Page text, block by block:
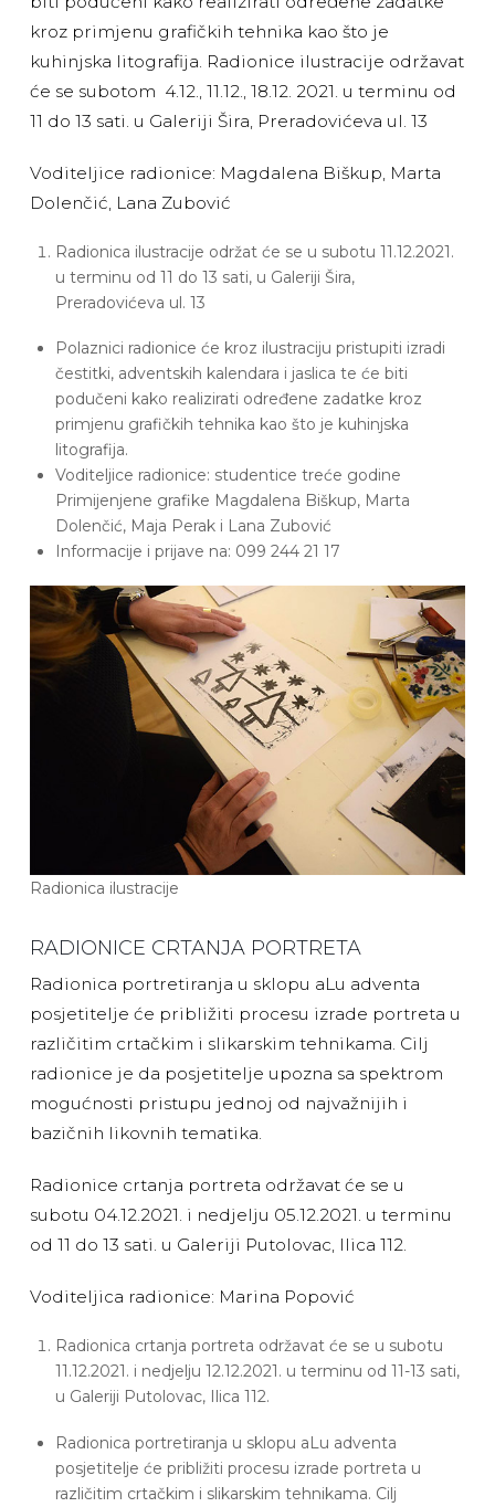
kroz primjenu grafičkih tehnika kao što je
kuhinjska litografija. Radionice ilustracije održavat
će se subotom 4.12., 11.12., 18.12. 2021. u terminu od
11 do 13 sati. u Galeriji Šira, Preradovićeva ul. 13
Voditeljice radionice: Magdalena Biškup, Marta
Dolenčić, Lana Zubović
Radionica ilustracije održat će se u subotu 11.12.2021.
u terminu od 11 do 13 sati, u Galeriji Šira,
Preradovićeva ul. 13
Polaznici radionice će kroz ilustraciju pristupiti izradi
čestitki, adventskih kalendara i jaslica te će biti
podučeni kako realizirati određene zadatke kroz
primjenu grafičkih tehnika kao što je kuhinjska
litografija.
Voditeljice radionice: studentice treće godine
Primijenjene grafike Magdalena Biškup, Marta
Dolenčić, Maja Perak i Lana Zubović
Informacije i prijave na: 099 244 21 17
Radionica ilustracije
RADIONICE CRTANJA PORTRETA
Radionica portretiranja u sklopu aLu adventa
posjetitelje će približiti procesu izrade portreta u
različitim crtačkim i slikarskim tehnikama. Cilj
radionice je da posjetitelje upozna sa spektrom
mogućnosti pristupu jednoj od najvažnijih i
bazičnih likovnih tematika.
Radionice crtanja portreta održavat će se u
subotu 04.12.2021. i nedjelju 05.12.2021. u terminu
od 11 do 13 sati. u Galeriji Putolovac, Ilica 112.
Voditeljica radionice: Marina Popović
Radionica crtanja portreta održavat će se u subotu
11.12.2021. i nedjelju 12.12.2021. u terminu od 11-13 sati,
u Galeriji Putolovac, Ilica 112.
Radionica portretiranja u sklopu aLu adventa
posjetitelje će približiti procesu izrade portreta u
različitim crtačkim i slikarskim tehnikama. Cilj